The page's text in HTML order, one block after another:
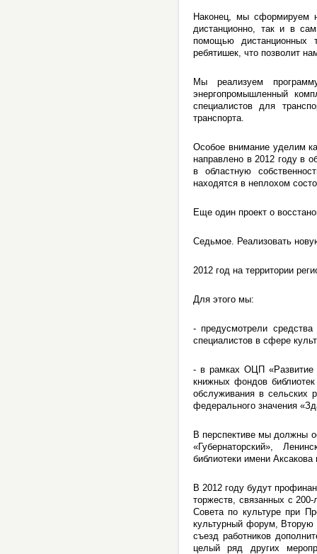
Наконец, мы сформируем
дистанционно, так и в
помощью дистанционных
ребятишек, что позволит
Мы реализуем
энергопромышленный
специалистов для
транспорта.
Особое внимание уделим
направлено в 2012 году в
в областную
находятся в неплохом
Еще один проект о
Седьмое. Реализовать
2012 год на территории
Для этого мы:
- предусмотрели
специалистов в сфере
- в рамках ОЦП «Развитие
книжных фондов библиотек
обслуживания в сельских
федерального значения
В перспективе мы должны
«Губернаторский»,
библиотеки имени
В 2012 году будут
торжеств, связанных с
Совета по культуре при
культурный форум,
съезд работников
целый ряд других